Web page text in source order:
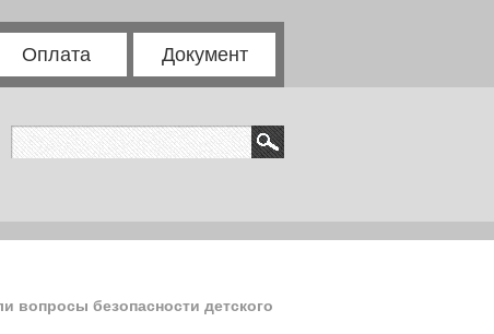
Оплата Документ
вопросы безопасности детского